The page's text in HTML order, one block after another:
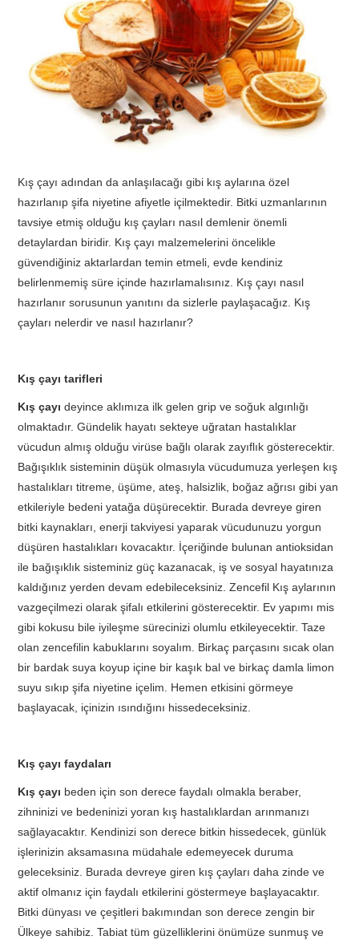
REHBERLIK
Kış çayı adından da anlaşılacağı gibi kış aylarına özel
hazırlanıp şifa niyetine afiyetle içilmektedir. Bitki uzmanlarının
tavsiye etmiş olduğu kış çayları nasıl demlenir önemli
detaylardan biridir. Kış çayı malzemelerini öncelikle
güvendiğiniz aktarlardan temin etmeli, evde kendiniz
belirlenmemiş süre içinde hazırlamalısınız. Kış çayı nasıl
hazırlanır sorusunun yanıtını da sizlerle paylaşacağız. Kış
çayları nelerdir ve nasıl hazırlanır?
Kış çayı tarifleri
Kış çayıdeyince aklımıza ilk gelen grip ve soğuk algınlığı
olmaktadır. Gündelik hayatı sekteye uğratan hastalıklar
vücudun almış olduğu virüse bağlı olarak zayıflık gösterecektir.
Bağışıklık sisteminin düşük olmasıyla vücudumuza yerleşen kış
hastalıkları titreme, üşüme, ateş, halsizlik, boğaz ağrısı gibi yan
etkileriyle bedeni yatağa düşürecektir. Burada devreye giren
bitki kaynakları, enerji takviyesi yaparak vücudunuzu yorgun
düşüren hastalıkları kovacaktır. İçeriğinde bulunan antioksidan
ile bağışıklık sisteminiz güç kazanacak, iş ve sosyal hayatınıza
kaldığınız yerden devam edebileceksiniz. Zencefil Kış aylarının
vazgeçilmezi olarak şifalı etkilerini gösterecektir. Ev yapımı mis
gibi kokusu bile iyileşme sürecinizi olumlu etkileyecektir. Taze
olan zencefilin kabuklarını soyalım. Birkaç parçasını sıcak olan
bir bardak suya koyup içine bir kaşık bal ve birkaç damla limon
suyu sıkıp şifa niyetine içelim. Hemen etkisini görmeye
başlayacak, içinizin ısındığını hissedeceksiniz.
Kış çayı faydaları
Kış çayı beden için son derece faydalı olmakla beraber,
zihninizi ve bedeninizi yoran kış hastalıklardan arınmanızı
sağlayacaktır. Kendinizi son derece bitkin hissedecek, günlük
işlerinizin aksamasına müdahale edemeyecek duruma
geleceksiniz. Burada devreye giren kış çayları daha zinde ve
aktif olmanız için faydalı etkilerini göstermeye başlayacaktır.
Bitki dünyası ve çeşitleri bakımından son derece zengin bir
Ülkeye sahibiz. Tabiat tüm güzelliklerini önümüze sunmuş ve